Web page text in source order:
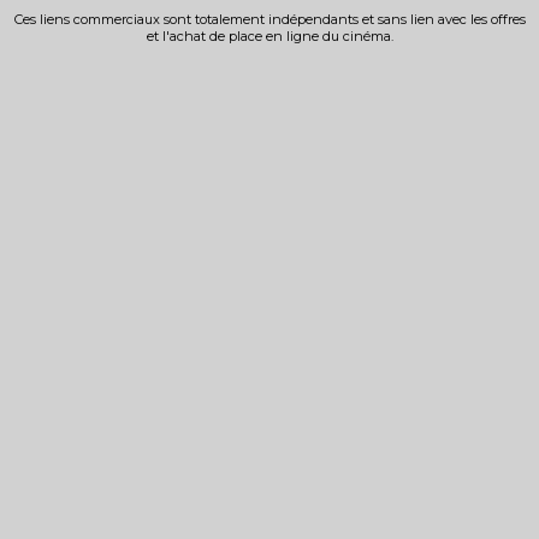
Ces liens commerciaux sont totalement indépendants et sans lien avec les offres
et l'achat de place en ligne du cinéma.